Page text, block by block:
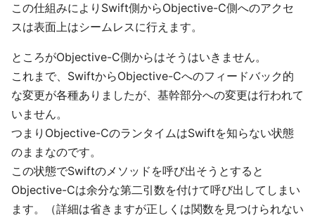
この仕組みによりSwift側からObjective-C側へのアクセ
スは表面上はシームレスに行えます。
ところがObjective-C側からはそうはいきません。
これまで、SwiftからObjective-Cへのフィードバック的
な変更が各種ありましたが、基幹部分への変更は行われて
いません。
つまりObjective-CのランタイムはSwiftを知らない状態
のままなのです。
この状態でSwiftのメソッドを呼び出そうとすると
Objective-Cは余分な第二引数を付けて呼び出してしまい
ます。（詳細は省きますが正しくは関数を見つけられない